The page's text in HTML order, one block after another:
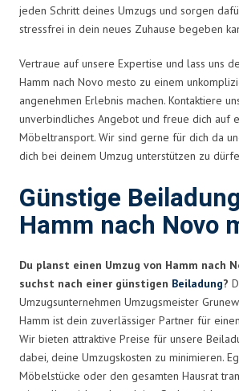
jeden Schritt deines Umzugs und sorgen
stressfrei in dein neues Zuhause begeben
Vertraue auf unsere Expertise und lass uns
Hamm nach Novo mesto zu einem
angenehmen Erlebnis machen. Kontaktiere
unverbindliches Angebot und freue dich auf
Möbeltransport. Wir sind gerne für dich da
dich bei deinem Umzug unterstützen zu
Günstige
Hamm nach Novo
Du planst einen Umzug von Hamm nach
suchst nach einer günstigen Beiladung?
Umzugsunternehmen Umzugsmeister
Hamm ist dein zuverlässiger Partner für
Wir bieten attraktive Preise für unsere
dabei, deine Umzugskosten zu minimieren.
Möbelstücke oder den gesamten Hausrat